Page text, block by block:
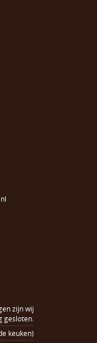
zijn wij
gesloten.
keuken)